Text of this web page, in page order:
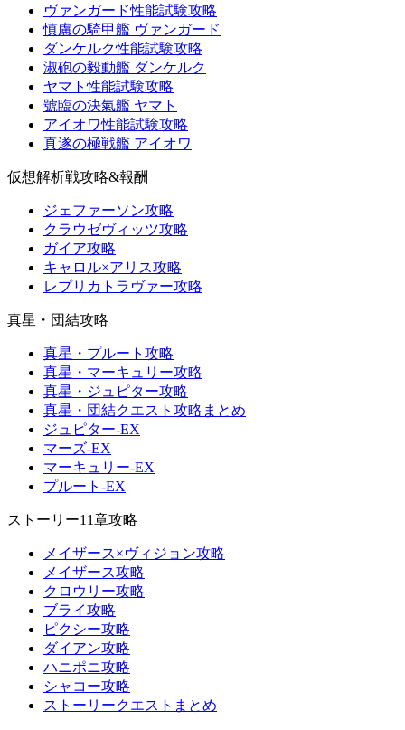
ヴァンガード性能試験攻略
慎慮の騎甲艦 ヴァンガード
ダンケルク性能試験攻略
淑砲の毅動艦 ダンケルク
ヤマト性能試験攻略
號臨の決氣艦 ヤマト
アイオワ性能試験攻略
真遂の極戦艦 アイオワ
仮想解析戦攻略&報酬
ジェファーソン攻略
クラウゼヴィッツ攻略
ガイア攻略
キャロル×アリス攻略
レプリカトラヴァー攻略
真星・団結攻略
真星・プルート攻略
真星・マーキュリー攻略
真星・ジュピター攻略
真星・団結クエスト攻略まとめ
ジュピター-EX
マーズ-EX
マーキュリー-EX
プルート-EX
ストーリー11章攻略
メイザース×ヴィジョン攻略
メイザース攻略
クロウリー攻略
ブライ攻略
ピクシー攻略
ダイアン攻略
ハニポニ攻略
シャコー攻略
ストーリークエストまとめ